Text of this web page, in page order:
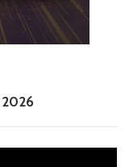
2026